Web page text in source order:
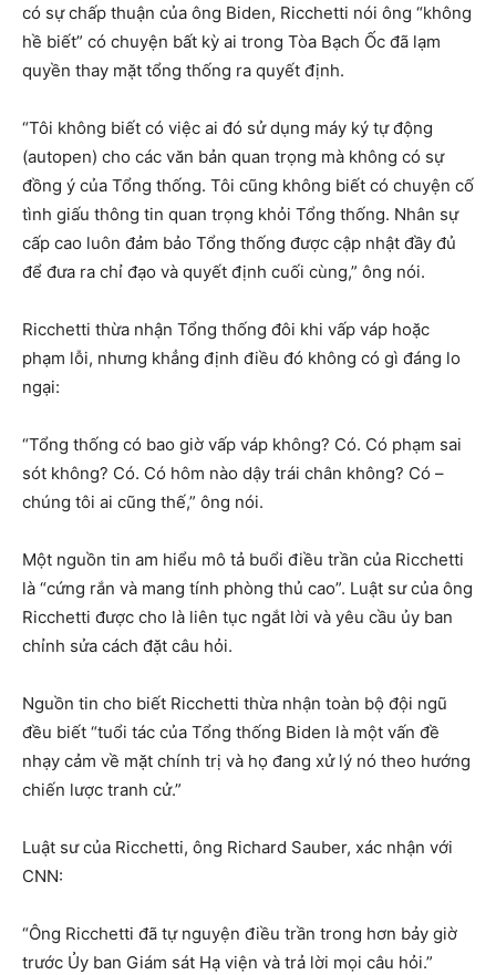
có sự chấp thuận của ông Biden, Ricchetti nói ông “không
hề biết” có chuyện bất kỳ ai trong Tòa Bạch Ốc đã lạm
quyền thay mặt tổng thống ra quyết định.
“Tôi không biết có việc ai đó sử dụng máy ký tự động
(autopen) cho các văn bản quan trọng mà không có sự
đồng ý của Tổng thống. Tôi cũng không biết có chuyện cố
tình giấu thông tin quan trọng khỏi Tổng thống. Nhân sự
cấp cao luôn đảm bảo Tổng thống được cập nhật đầy đủ
để đưa ra chỉ đạo và quyết định cuối cùng,” ông nói.
Ricchetti thừa nhận Tổng thống đôi khi vấp váp hoặc
phạm lỗi, nhưng khẳng định điều đó không có gì đáng lo
ngại:
“Tổng thống có bao giờ vấp váp không? Có. Có phạm sai
sót không? Có. Có hôm nào dậy trái chân không? Có –
chúng tôi ai cũng thế,” ông nói.
Một nguồn tin am hiểu mô tả buổi điều trần của Ricchetti
là “cứng rắn và mang tính phòng thủ cao”. Luật sư của ông
Ricchetti được cho là liên tục ngắt lời và yêu cầu ủy ban
chỉnh sửa cách đặt câu hỏi.
Nguồn tin cho biết Ricchetti thừa nhận toàn bộ đội ngũ
đều biết “tuổi tác của Tổng thống Biden là một vấn đề
nhạy cảm về mặt chính trị và họ đang xử lý nó theo hướng
chiến lược tranh cử.”
Luật sư của Ricchetti, ông Richard Sauber, xác nhận với
CNN:
“Ông Ricchetti đã tự nguyện điều trần trong hơn bảy giờ
trước Ủy ban Giám sát Hạ viện và trả lời mọi câu hỏi.”